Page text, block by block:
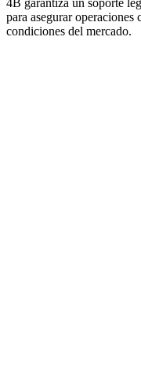
para asegurar operaciones
condiciones del mercado.